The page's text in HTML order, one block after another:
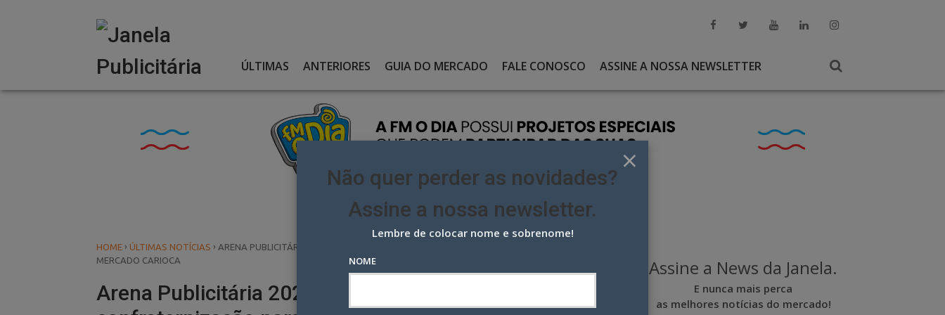
ÚLTIMAS ANTERIORES GUIA DO MERCADO FALE CONOSCO ASSINE A NOSSA NEWSLETTER
HOME › ÚLTIMAS NOTÍCIAS › ARENA PUBLICITÁRIA 2025: FUTEBOL, MÚSICA E CONFRATERNIZAÇÃO PARA REUNIR O
MERCADO CARIOCA
Arena Publicitária 2025: futebol, música e
Assine a News da Janela.
E nunca mais perca
as melhores notícias do mercado!
×
Não quer perder as novidades?
Assine a nossa newsletter.
Lembre de colocar nome e sobrenome!
NOME